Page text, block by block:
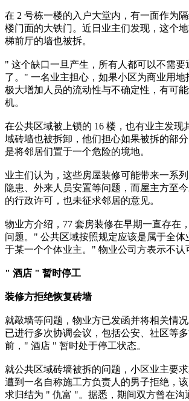
在 2 号栋一楼的入户大堂内，有一面作为
楼门面的大铁门。近日业主们发现，这个
梯前厅的墙也被拆。
" 这个缺口一旦产生，所有人都可以不需要
了。" 一名业主担心，如果小区为商业用地
极大增加人员的流动性与不确定性，有可
机。
在公共区域被上锁的 16 楼，也有业主发现
域砖墙也被拆卸，他们担心如果被拆的部
是将邻居们置于一个危险的境地。
业主们认为，这些房屋装修可能带来一系
隐患、外来人员安置等问题，而屋主方至
的行政许可，也未征求邻居的意见。
物业方介绍，77 套房装修在早期一直存在
问题。" 公共区域按照规定应该是属于全体
于某一个个体业主。" 物业公司方表示不认
" 酒店 " 暂时停工
装修方拒绝恢复砖墙
就敲墙等问题，物业方已发函并将相关情况
已进行多次协调会议，包括公安、社区等
前，" 酒店 " 暂时处于停工状态。
就公共区域砖墙被拆的问题，小区业主要求
遭到一名自称施工方负责人的男子拒绝，
求归结为 " 仇富 "。据悉，期间双方曾在沟